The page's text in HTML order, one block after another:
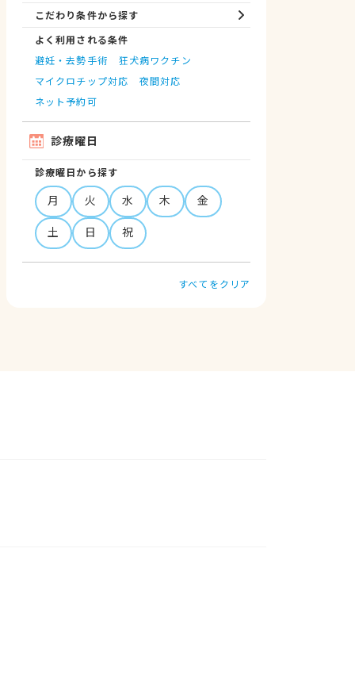
こだわり条件から探す
よく利用される条件
避妊・去勢手術
狂犬病ワクチン
マイクロチップ対応
夜間対応
ネット予約可
診療曜日
診療曜日から探す
月 火 水 木
金
土
日 祝
すべてをクリア